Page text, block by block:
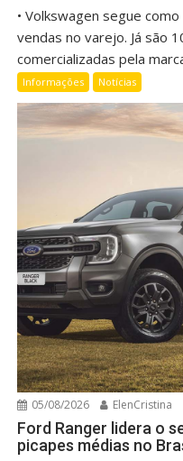
• Volkswagen segue
vendas no varejo. Já são
comercializadas pela
Informações Notícias
05/08/2026 ElenCristina
Ford Ranger lidera o
picapes médias no